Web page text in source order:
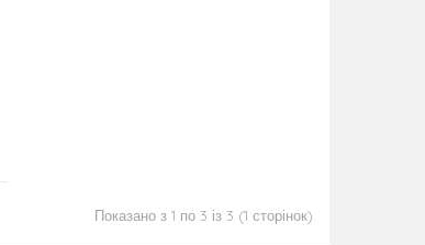
Показано з 1 по 3 із 3 (1 сторінок)